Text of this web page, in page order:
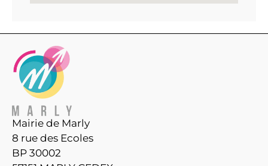
Mairie de Marly
8 rue des Ecoles
BP 30002